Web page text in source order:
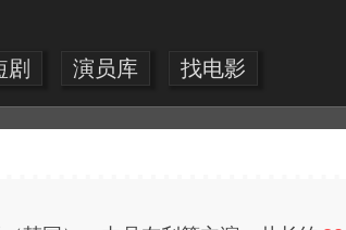
剧 演员库 找电影